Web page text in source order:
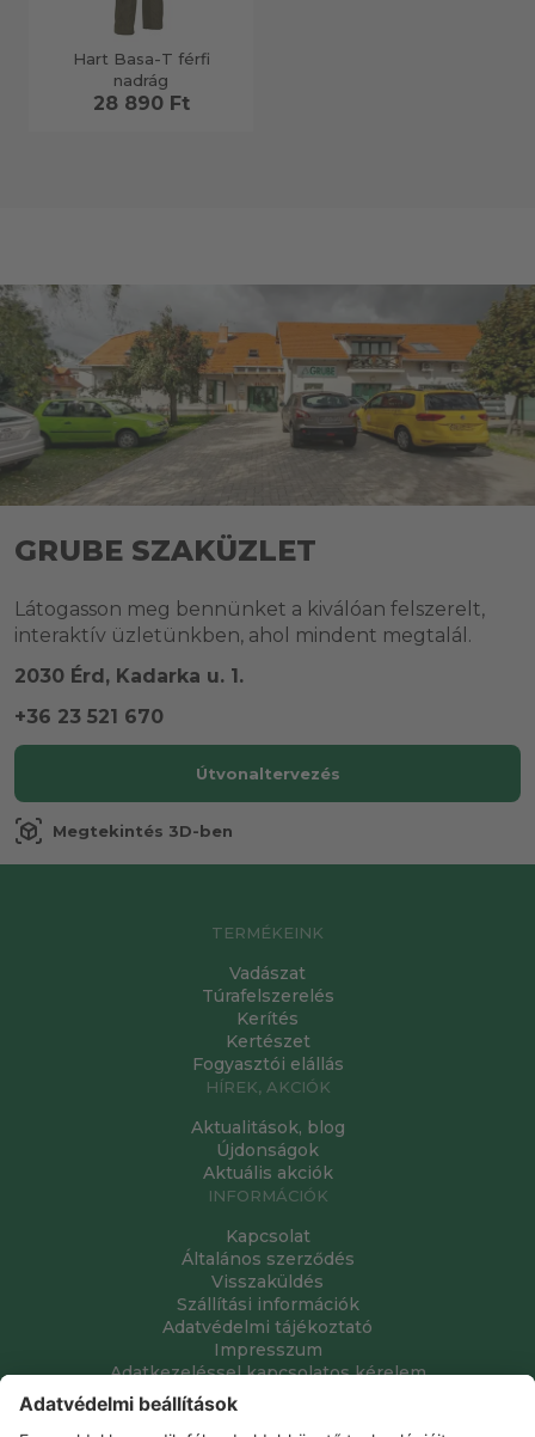
Hart Basa-T férfi
nadrág
28 890 Ft
GRUBE SZAKÜZLET
Látogasson meg bennünket a kiválóan felszerelt,
interaktív üzletünkben, ahol mindent megtalál.
2030 Érd, Kadarka u. 1.
+36 23 521 670
Útvonaltervezés
view_in_ar Megtekintés 3D-ben
TERMÉKEINK
Vadászat
Túrafelszerelés
Kerítés
Kertészet
Fogyasztói elállás
HÍREK, AKCIÓK
Aktualitások, blog
Újdonságok
Aktuális akciók
INFORMÁCIÓK
Kapcsolat
Általános szerződés
Visszaküldés
Szállítási információk
Adatvédelmi tájékoztató
Impresszum
Adatkezeléssel kapcsolatos kérelem